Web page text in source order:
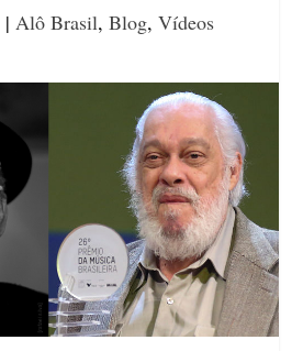
| Alô Brasil, Blog, Vídeos